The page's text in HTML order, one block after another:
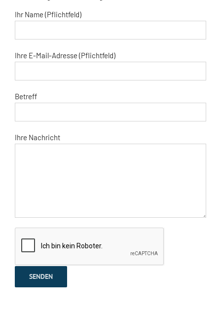
Ihr Name (Pflichtfeld)
Ihre E-Mail-Adresse (Pflichtfeld)
Betreff
Ihre Nachricht